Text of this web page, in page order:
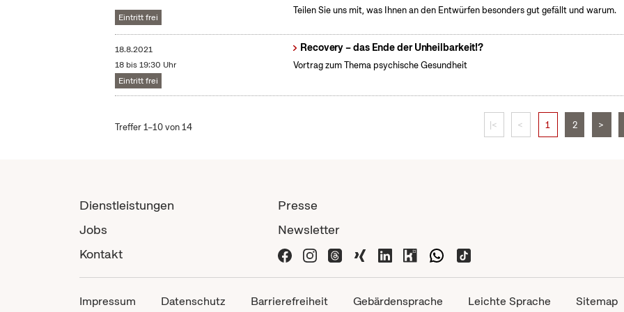
Eintritt frei
Teilen Sie uns mit, was Ihnen an den Entwürfen besonders gut gefällt und warum.
18.8.2021
18 bis 19:30 Uhr
Eintritt frei
Recovery – das Ende der Unheilbarkeit!?
Vortrag zum Thema psychische Gesundheit
Treffer 1–10 von 14 |< < 1 2 >
Dienstleistungen
Jobs
Kontakt
Presse
Newsletter
Impressum Datenschutz Barrierefreiheit Gebärdensprache Leichte Sprache Sitemap